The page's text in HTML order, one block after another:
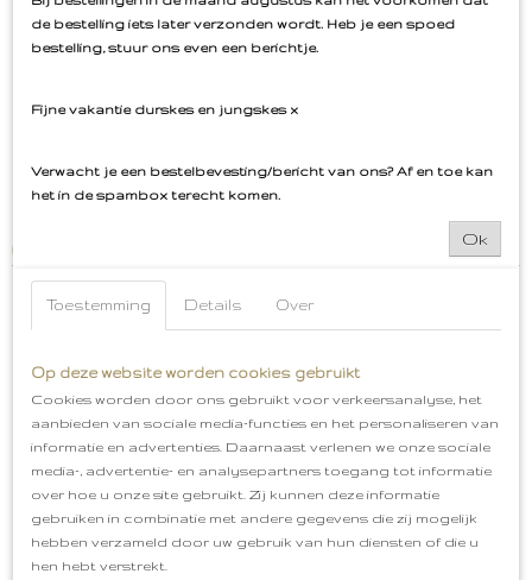
Bossche Bollen Embleem Oeteldonk
De Bosschebol oftewel sjekladebol
(chocoladebol) Kijk ook voor onze Bossche Bollen pin!
Ook interessant
de bestelling iets later verzonden wordt. Heb je een spoed
bestelling, stuur ons even een berichtje.
Fijne vakantie durskes en jungskes x
Verwacht je een bestelbevesting/bericht van ons? Af en toe kan
het in de spambox terecht komen.
Ok
Toestemming Details Over
Op deze website worden cookies gebruikt
Cookies worden door ons gebruikt voor verkeersanalyse, het
aanbieden van sociale media-functies en het personaliseren van
informatie en advertenties. Daarnaast verlenen we onze sociale
media-, advertentie- en analysepartners toegang tot informatie
over hoe u onze site gebruikt. Zij kunnen deze informatie
gebruiken in combinatie met andere gegevens die zij mogelijk
hebben verzameld door uw gebruik van hun diensten of die u
hen hebt verstrekt.